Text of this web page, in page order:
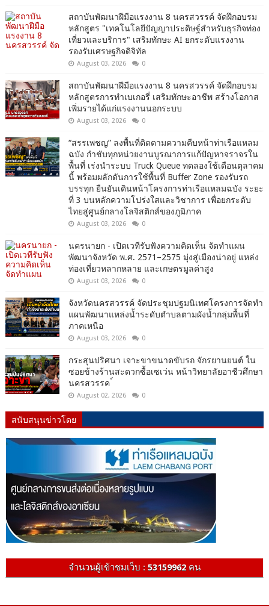
สถาบันพัฒนาฝีมือแรงงาน 8 นครสวรรค์ จัดฝึกอบรม
หลักสูตร "เทคโนโลยีปัญญาประดิษฐ์สำหรับธุรกิจท่อง
เที่ยวและบริการ" เสริมทักษะ AI ยกระดับแรงงาน
รองรับเศรษฐกิจดิจิทัล
August 03, 2026 0
สถาบันพัฒนาฝีมือแรงงาน 8 นครสวรรค์ จัดฝึกอบรม
หลักสูตรการทำเบเกอรี่ เสริมทักษะอาชีพ สร้างโอกาส
เพิ่มรายได้แก่แรงงานนอกระบบ
August 03, 2026 0
“สรรเพชญ” ลงพื้นที่ติดตามความคืบหน้าท่าเรือแหลม
ฉบัง กำชับทุกหน่วยงานบูรณาการแก้ปัญหาจราจรใน
พื้นที่ เร่งนำระบบ Truck Queue ทดลองใช้เดือนตุลาคม
นี้ พร้อมผลักดันการใช้พื้นที่ Buffer Zone รองรับรถ
บรรทุก ยืนยันเดินหน้าโครงการท่าเรือแหลมฉบัง ระยะ
ที่ 3 บนหลักความโปร่งใสและวิชาการ เพื่อยกระดับ
ไทยสู่ศูนย์กลางโลจิสติกส์ของภูมิภาค
August 03, 2026 0
นครนายก - เปิดเวทีรับฟังความคิดเห็น จัดทำแผน
พัฒนาจังหวัด พ.ศ. 2571–2575 มุ่งสู่เมืองน่าอยู่ แหล่ง
ท่องเที่ยวหลากหลาย และเกษตรมูลค่าสูง
August 03, 2026 0
จังหวัดนครสวรรค์ จัดประชุมปฐมนิเทศโครงการจัดทำ
แผนพัฒนาแหล่งน้ำระดับตำบลตามผังน้ำกลุ่มพื้นที่
ภาคเหนือ
August 03, 2026 0
กระสุนปริศนา เจาะขาขนาดขับรถ จักรยานยนต์ ใน
ซอยข้างร้านสะดวกซื้อเซเว่น หน้าวิทยาลัยอาชีวศึกษา
นครสวรรค ์
August 02, 2026 0
สนับสนุนข่าวโดย
จำนวนผู้เข้าชมเว็บ : 53159962คน